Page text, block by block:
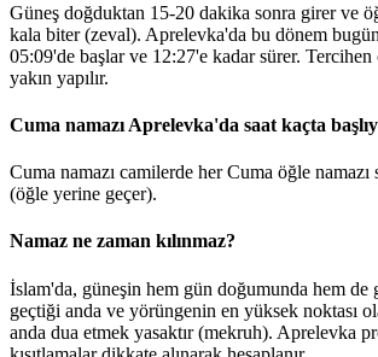
Güneş doğduktan 15-20 dakika sonra girer ve
kala biter (zeval). Aprelevka'da bu dönem
05:09'de başlar ve 12:27'e kadar sürer. Tercihen
yakın yapılır.
Cuma namazı Aprelevka'da saat kaçta
Cuma namazı camilerde her Cuma öğle namazı
(öğle yerine geçer).
Namaz ne zaman kılınmaz?
İslam'da, güneşin hem gün doğumunda hem de
geçtiği anda ve yörüngenin en yüksek noktası
anda dua etmek yasaktır (mekruh). Aprelevka